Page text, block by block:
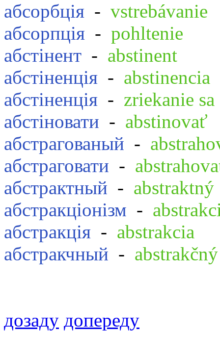
абсорбція - vstrebávanie
абсорпція - pohltenie
абстінент - abstinent
абстіненція - abstinencia
абстіненція - zriekanie sa
абстіновати - abstinovať
абстрагованый -
абстраговати -
абстрактный - abstraktný
абстракціонізм -
абстракція - abstrakcia
абстракчный - abstrakčný
дозаду допереду